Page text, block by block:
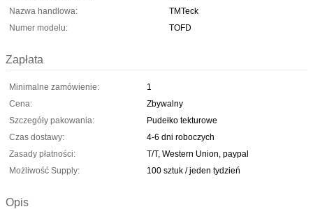
Nazwa handlowa:
TMTeck
Numer modelu:
TOFD
Zapłata
Minimalne zamówienie:
1
Cena:
Zbywalny
Szczegóły pakowania:
Pudełko tekturowe
Czas dostawy:
4-6 dni roboczych
Zasady płatności:
T/T, Western Union, paypal
Możliwość Supply:
100 sztuk / jeden tydzień
Opis